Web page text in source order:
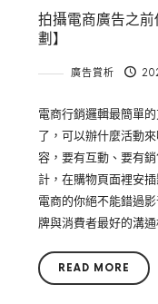
拍攝電商廣告之
劃】
廣告賞析
電商行銷邏輯最簡單
了，可以辦什麼活動
容，要有互動、要有
計，在購物頁面裡安
電商的你絕不能錯過
牌與消費者最好的溝通
READ MORE